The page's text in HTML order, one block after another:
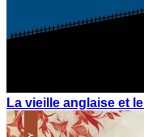
La vieille anglaise et